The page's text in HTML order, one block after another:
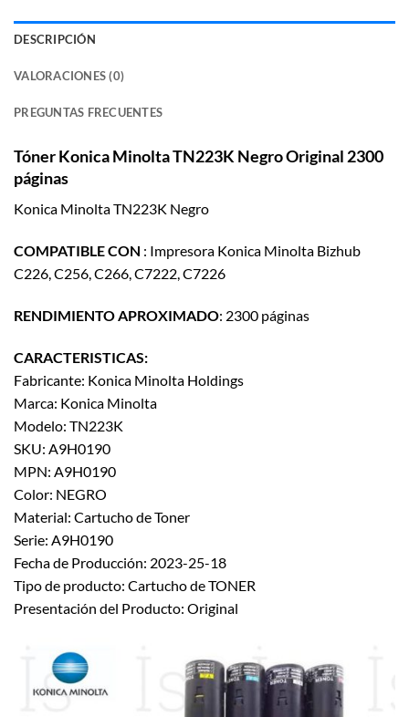
DESCRIPCIÓN
VALORACIONES (0)
PREGUNTAS FRECUENTES
Tóner Konica Minolta TN223K Negro Original 2300
páginas
Konica Minolta TN223K Negro
COMPATIBLE CON : Impresora Konica Minolta Bizhub
C226, C256, C266, C7222, C7226
RENDIMIENTO APROXIMADO: 2300 páginas
CARACTERISTICAS:
Fabricante: Konica Minolta Holdings
Marca: Konica Minolta
Modelo: TN223K
SKU: A9H0190
MPN: A9H0190
Color: NEGRO
Material: Cartucho de Toner
Serie: A9H0190
Fecha de Producción: 2023-25-18
Tipo de producto: Cartucho de TONER
Presentación del Producto: Original